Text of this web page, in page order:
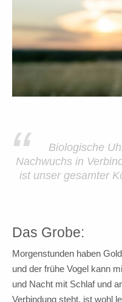
“
Biologische
Nachwuchs in
ist unser gesamter
Das Grobe:
Morgenstunden haben
und der frühe Vogel kann
und Nacht mit Schlaf und
Verbindung steht, ist wohl